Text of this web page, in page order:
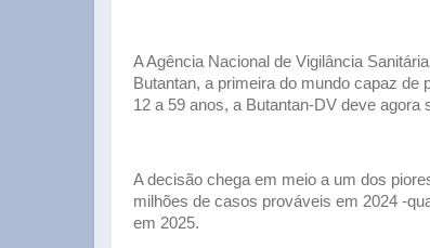
A Agência Nacional de Vigilância
Butantan, a primeira do mundo capaz de
12 a 59 anos, a Butantan-DV deve
A decisão chega em meio a um dos
milhões de casos prováveis em 2024 -
em 2025.